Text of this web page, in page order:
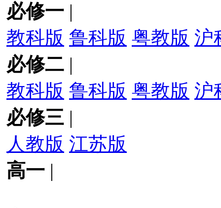
必修一 |
教科版 鲁科版 粤教版 沪
必修二 |
教科版 鲁科版 粤教版 沪
必修三 |
人教版 江苏版
高一 |